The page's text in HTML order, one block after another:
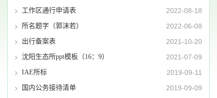
2022-08-18
工作区通行申请表
2022-06-08
所名题字（郭沫若）
2021-10-20
出行备案表
2021-07-09
沈阳生态所ppt模板（16：9）
2019-09-11
IAE所标
2019-09-09
国内公务接待清单